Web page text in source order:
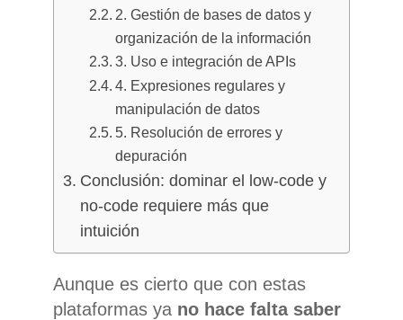
2. Gestión de bases de datos y
organización de la información
3. Uso e integración de APIs
4. Expresiones regulares y
manipulación de datos
5. Resolución de errores y
depuración
Conclusión: dominar el low-code y
no-code requiere más que
intuición
Aunque es cierto que con estas
plataformas ya no hace falta saber